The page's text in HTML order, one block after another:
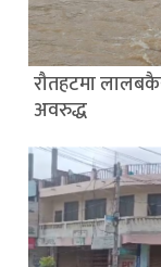
रौतहटमा
अवरुद्ध